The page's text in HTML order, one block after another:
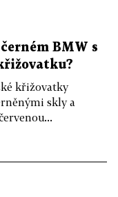
BMW s
křižovatky
skly a